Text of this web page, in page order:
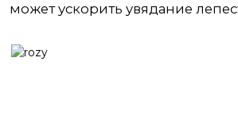
может ускорить увядание